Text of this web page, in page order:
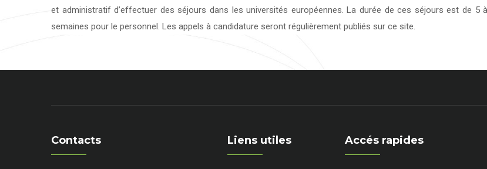
et administratif d’effectuer des séjours dans les universités européennes. La durée de ces séjours est de
semaines pour le personnel. Les appels à candidature seront régulièrement publiés sur ce site.
Contacts Liens utiles Accés rapides